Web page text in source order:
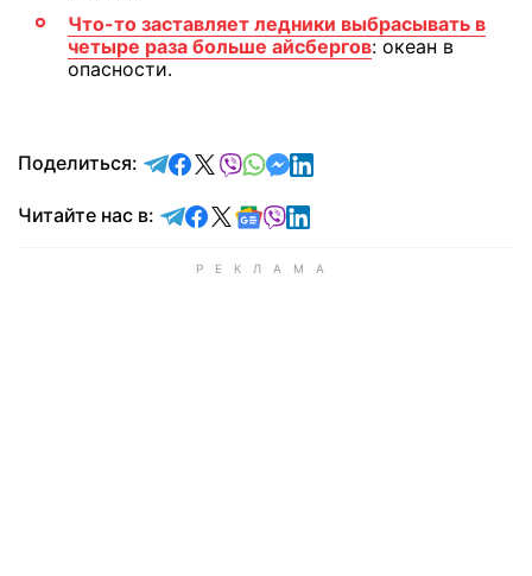
Что-то заставляет ледники выбрасывать в
четыре раза больше айсбергов: океан в
опасности.
Поделиться: отправить в Telegram
поделиться в Facebook
поделиться в X
отправить в Viber
отправить в Whatsapp
отправить в Messenger
отправить в LinkedIn
Читайте нас в: Читайте в Telegram
Читайте в Facebook
Читайте в X
Читайте в Google news
Читайте в Viber
Читайте в LinkedIn